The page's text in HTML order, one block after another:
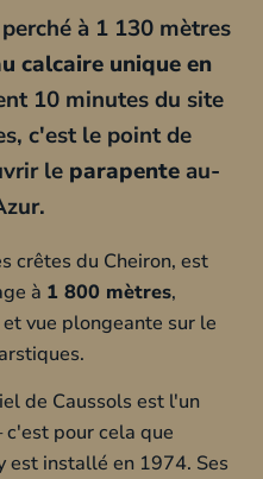
à 1 130 mètres
calcaire unique en
10 minutes du site
c'est le point de
le parapente au-
crêtes du Cheiron, est
à 1 800 mètres,
vue plongeante sur le
de Caussols est l'un
pour cela que
est installé en 1974. Ses